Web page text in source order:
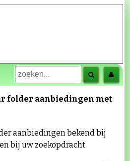
folder aanbiedingen met
aanbiedingen bekend bij
bij uw zoekopdracht.